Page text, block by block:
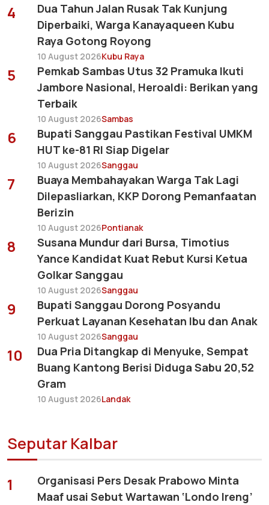
4
Dua Tahun Jalan Rusak Tak Kunjung
Diperbaiki, Warga Kanayaqueen Kubu
Raya Gotong Royong
10 August 2026Kubu Raya
5
Pemkab Sambas Utus 32 Pramuka Ikuti
Jambore Nasional, Heroaldi: Berikan yang
Terbaik
10 August 2026Sambas
6
Bupati Sanggau Pastikan Festival UMKM
HUT ke-81 RI Siap Digelar
10 August 2026Sanggau
7
Buaya Membahayakan Warga Tak Lagi
Dilepasliarkan, KKP Dorong Pemanfaatan
Berizin
10 August 2026Pontianak
8
Susana Mundur dari Bursa, Timotius
Yance Kandidat Kuat Rebut Kursi Ketua
Golkar Sanggau
10 August 2026Sanggau
9
Bupati Sanggau Dorong Posyandu
Perkuat Layanan Kesehatan Ibu dan Anak
10 August 2026Sanggau
10
Dua Pria Ditangkap di Menyuke, Sempat
Buang Kantong Berisi Diduga Sabu 20,52
Gram
10 August 2026Landak
Seputar Kalbar
1
Organisasi Pers Desak Prabowo Minta
Maaf usai Sebut Wartawan ‘Londo Ireng’